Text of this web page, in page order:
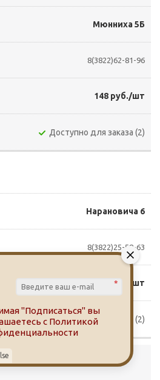
Мюнниха 5Б
8(3822)62-81-96
148 руб./шт
Доступно для заказа (2)
Нарановича 6
8(3822)25-58-63
145 руб./шт
Доступно для заказа (2)
*
"Подписаться" вы
с Политикой